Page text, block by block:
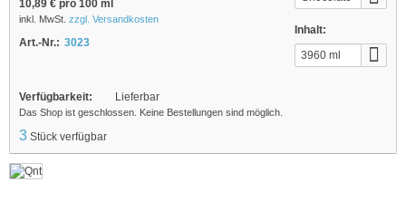
Inhalt:
3960 ml
10,89 € pro 100 ml
inkl. MwSt. zzgl. Versandkosten
Art.-Nr.: 3023
Verfügbarkeit: Lieferbar
Das Shop ist geschlossen. Keine Bestellungen sind möglich.
3 Stück verfügbar